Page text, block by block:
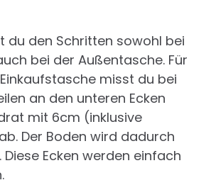
du den Schritten sowohl bei
bei der Außentasche. Für
misst du bei
an den unteren Ecken
mit 6cm (inklusive
Der Boden wird dadurch
Diese Ecken werden einfach